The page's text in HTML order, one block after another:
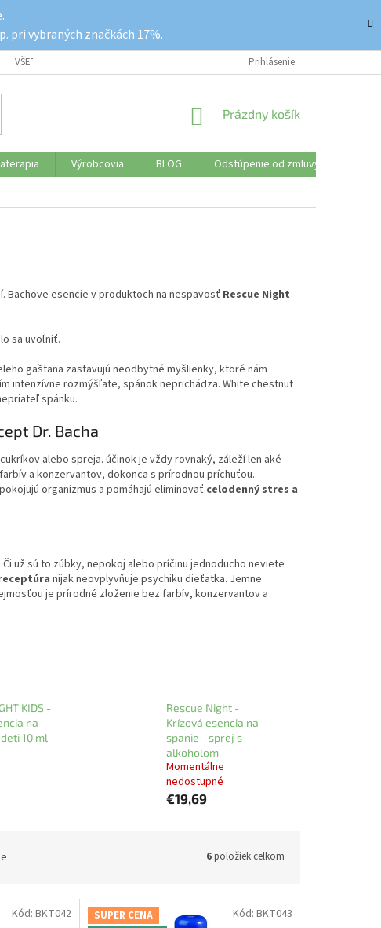
pri vybraných značkách 17%.
VŠETKO O NÁKUPE VRÁTENIE TOVARU
Prihlásenie
NÁKUPNÝ
Prázdny košík
Výrobcovia BLOG Odstúpenie od zmluvy
Bachove esencie v produktoch na nespavosť Rescue Night
sa uvoľniť.
gaštana zastavujú neodbytné myšlienky, ktoré nám
intenzívne rozmýšľate, spánok neprichádza. White chestnut
spánku.
Dr. Bacha
alebo spreja. účinok je vždy rovnaký, záleží len aké
a konzervantov, dokonca s prírodnou príchuťou.
organizmus a pomáhajú eliminovať celodenný stres a
už sú to zúbky, nepokoj alebo príčinu jednoducho neviete
nijak neovplyvňuje psychiku dieťatka. Jemne
je prírodné zloženie bez farbív, konzervantov a
KIDS -
na
10 ml
Rescue Night -
Krízová esencia na
spanie - sprej s
alkoholom
Momentálne
nedostupné
€19,69
6položiek celkom
Kód: BKT042
SUPER CENA
Kód: BKT043